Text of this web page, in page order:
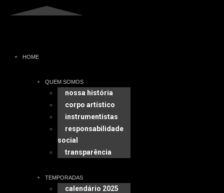
HOME
QUEM SOMOS
nossa história
corpo artístico
instrumentistas
responsabilidade
social
transparência
TEMPORADAS
calendário 2025